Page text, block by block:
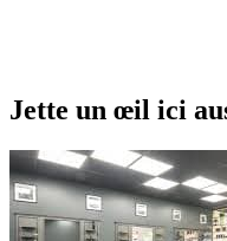
Jette un œil ici